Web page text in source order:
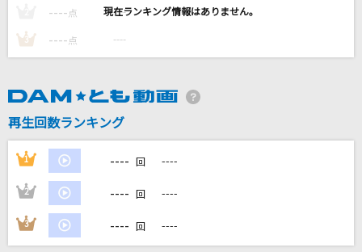
Anthem
timelesz
幽閉サテライト
カラオケ最新情報をチェック！
---- 点 ----
3 ---- 点 ----
再生回数ランキング
1 ---- 回 ----
2 ---- 回 ----
3 ---- 回 ----